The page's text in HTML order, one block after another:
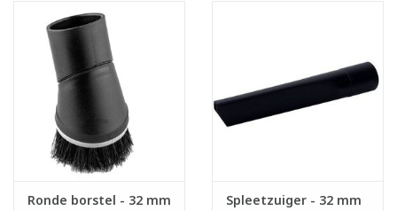
Ronde borstel - 32 mm
Spleetzuiger - 32 mm